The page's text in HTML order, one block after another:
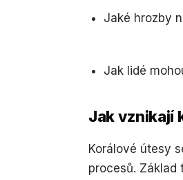
Jaké hrozby
Jak lidé
Jak vznikají
Korálové útesy
procesů. Základ